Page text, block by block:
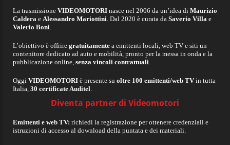
La trasmissione VIDEOMOTORI nasce nel 2006 da un’idea di Maurizio
Caldera e Alessandro Mariottini. Dal 2020 è curata da Saverio Villa e
Valerio Boni.
L’obiettivo è offrire gratuitamente a emittenti locali, web TV e siti un
contenitore dedicato ad auto e mobilità, pronto per la messa in onda e la
pubblicazione online, senza vincoli contrattuali.
Oggi VIDEOMOTORI è presente su oltre 100 emittenti/web TVin tutta
Italia, 30 certificate Auditel.
Diventa partner di Videomotori
Emittenti e web TV: richiedi la registrazione per ottenere credenziali e
istruzioni di accesso al download della puntata e dei materiali.